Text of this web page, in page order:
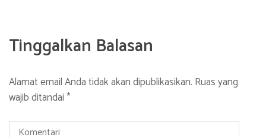
Tinggalkan Balasan
Alamat email Anda tidak akan dipublikasikan. Ruas yang
wajib ditandai*
Komentari